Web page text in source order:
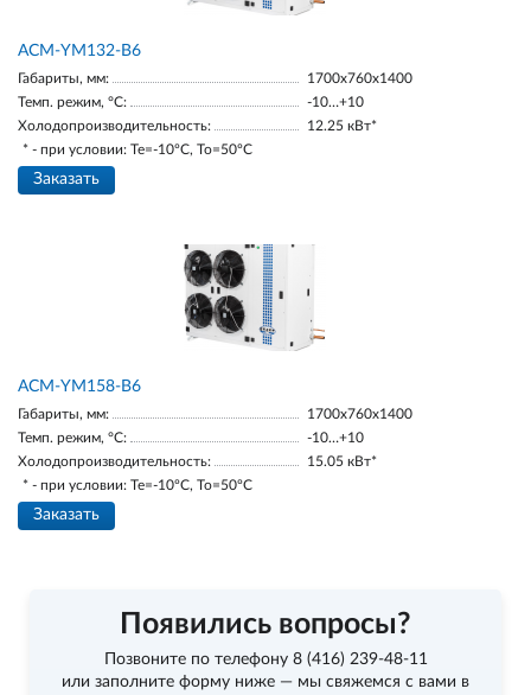
АСМ-YM132-В6
Габариты, мм:
1700х760х1400
Темп. режим, °С:
-10…+10
Холодопроизводительность:
12.25 кВт*
* - при условии: Te=-10ºC, To=50ºC
Заказать
АСМ-YM158-В6
Габариты, мм:
1700х760х1400
Темп. режим, °С:
-10…+10
Холодопроизводительность:
15.05 кВт*
* - при условии: Te=-10ºC, To=50ºC
Заказать
Появились вопросы?
Позвоните по телефону 8 (416) 239-48-11
или заполните форму ниже — мы свяжемся с вами в